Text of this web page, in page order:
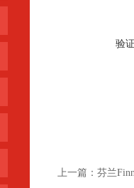
验
上一篇： 芬兰